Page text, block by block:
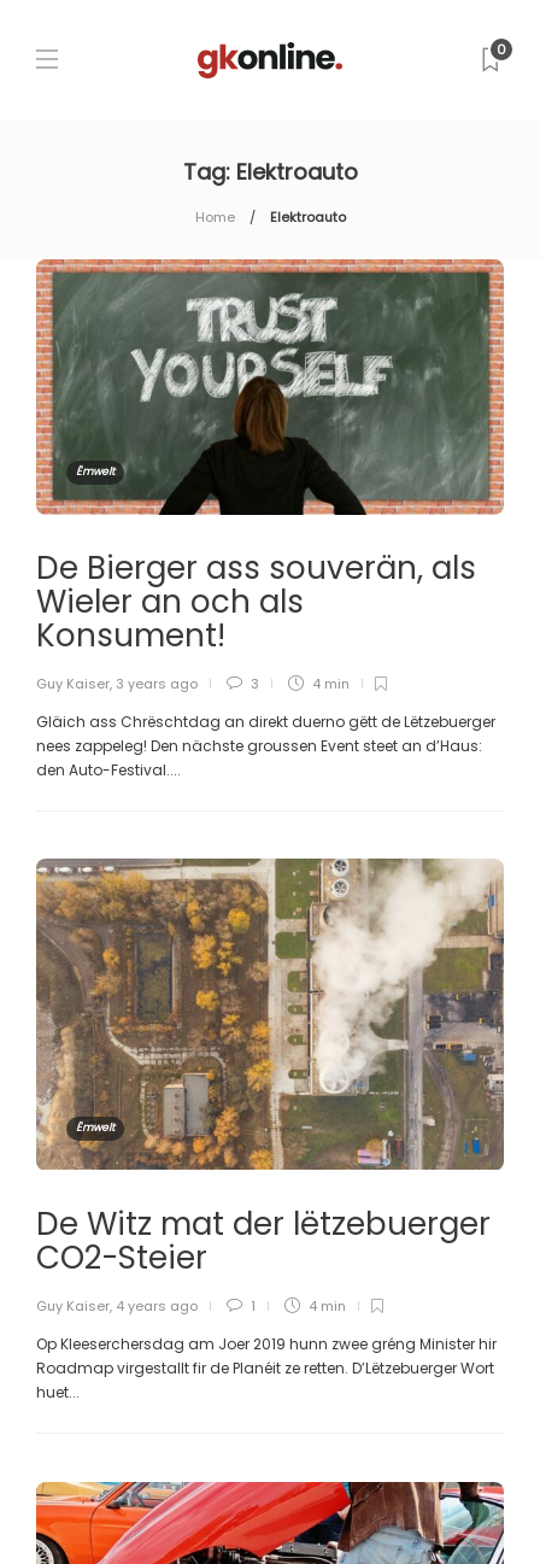
0
Tag: Elektroauto
Home Elektroauto
Ëmwelt
De Bierger ass souverän, als
Wieler an och als
Konsument!
Guy Kaiser, 3 years ago 3 4 min
Gläich ass Chrëschtdag an direkt duerno gëtt de Lëtzebuerger
nees zappeleg! Den nächste groussen Event steet an d’Haus:
den Auto-Festival....
Ëmwelt
De Witz mat der lëtzebuerger
CO2-Steier
Guy Kaiser, 4 years ago 1 4 min
Op Kleeserchersdag am Joer 2019 hunn zwee gréng Minister hir
Roadmap virgestallt fir de Planéit ze retten. D’Lëtzebuerger Wort
huet...